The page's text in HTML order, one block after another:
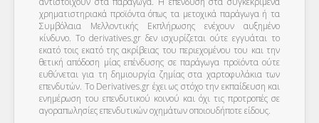
χρηματιστηριακά προϊόντα όπως τα μετοχικά παράγωγα ή τα
Συμβόλαια Μελλοντικής Εκπλήρωσης ενέχουν αυξημένο
κίνδυνο. Το derivatives.gr δεν ισχυρίζεται ούτε εγγυάται το
εκατό τοις εκατό της ακρίβειας του περιεχομένου του και την
θετική απόδοση μίας επένδυσης σε παράγωγα προϊόντα ούτε
ευθύνεται για τη δημιουργία ζημίας στα χαρτοφυλάκια των
επενδυτών. To Derivatives.gr έχει ως στόχο την εκπαίδευση και
ενημέρωση του επενδυτικού κοινού και όχι τις προτροπές σε
αγοραπωλησίες επενδυτικών οχημάτων οποιουδήποτε είδους.